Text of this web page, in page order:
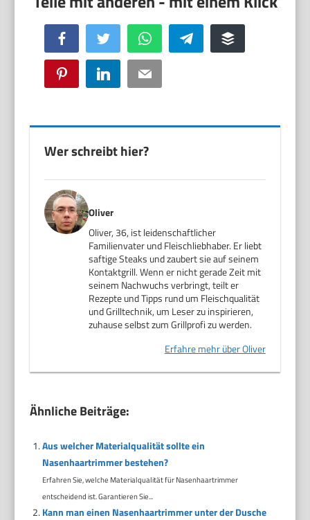
Facebook Twitter WhatsApp Telegram Buffer
Pinterest LinkedIn Email
Wer schreibt hier?
Oliver
Oliver, 36, ist leidenschaftlicher
Familienvater und Fleischliebhaber. Er liebt
saftige Steaks und zaubert sie auf seinem
Kontaktgrill. Wenn er nicht gerade Zeit mit
seinem Nachwuchs verbringt, teilt er
Rezepte und Tipps rund um Fleischqualität
und Grilltechnik, um Leser zu inspirieren,
zuhause selbst zum Grillprofi zu werden.
Erfahre mehr über Oliver
Ähnliche Beiträge:
Aus welcher Materialqualität sollte ein
Nasenhaartrimmer bestehen?
Erfahren Sie, welche Materialqualität für Nasenhaartrimmer
entscheidend ist. Garantieren Sie...
Kann man einen Nasenhaartrimmer unter der Dusche